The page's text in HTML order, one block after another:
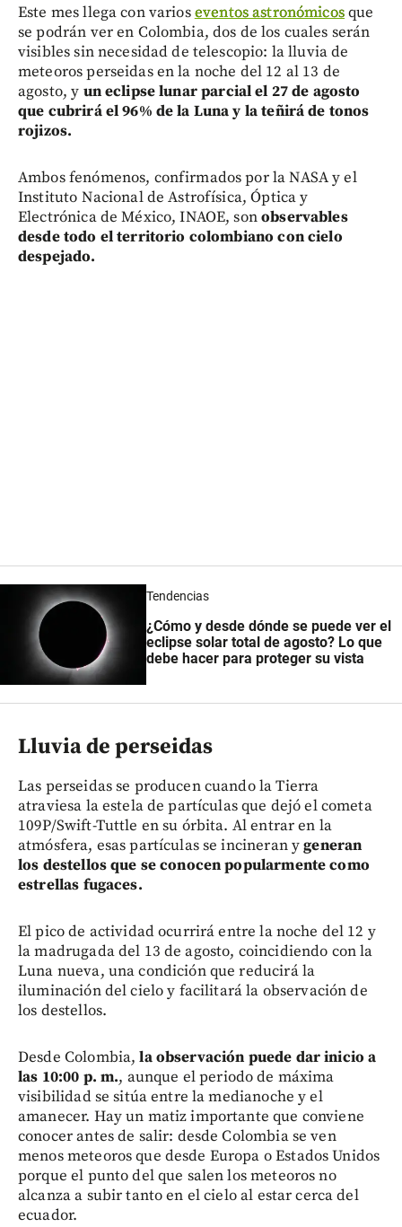
Este mes llega con varioseventos astronómicosque
se podrán ver en Colombia, dos de los cuales serán
visibles sin necesidad de telescopio: la lluvia de
meteoros perseidas en la noche del 12 al 13 de
agosto, y un eclipse lunar parcial el 27 de agosto
que cubrirá el 96% de la Luna y la teñirá de tonos
rojizos.
Ambos fenómenos, confirmados por la NASA y el
Instituto Nacional de Astrofísica, Óptica y
Electrónica de México, INAOE, sonobservables
desde todo el territorio colombiano con cielo
despejado.
Tendencias
¿Cómo y desde dónde se puede ver el
eclipse solar total de agosto? Lo que
debe hacer para proteger su vista
Lluvia de perseidas
Las perseidas se producen cuando la Tierra
atraviesa la estela de partículas que dejó el cometa
109P/Swift-Tuttle en su órbita. Al entrar en la
atmósfera, esas partículas se incineran ygeneran
los destellos que se conocen popularmente como
estrellas fugaces.
El pico de actividad ocurrirá entre la noche del 12 y
la madrugada del 13 de agosto, coincidiendo con la
Luna nueva, una condición que reducirá la
iluminación del cielo y facilitará la observación de
los destellos.
Desde Colombia, la observación puede dar inicio a
las 10:00 p. m., aunque el periodo de máxima
visibilidad se sitúa entre la medianoche y el
amanecer. Hay un matiz importante que conviene
conocer antes de salir: desde Colombia se ven
menos meteoros que desde Europa o Estados Unidos
porque el punto del que salen los meteoros no
alcanza a subir tanto en el cielo al estar cerca del
ecuador.